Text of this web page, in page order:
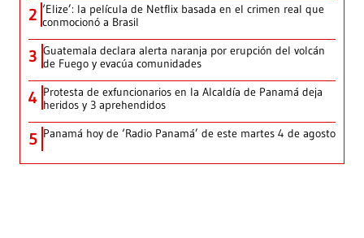
2 ‘Elize’: la película de Netflix basada en el crimen real que
conmocionó a Brasil
3 Guatemala declara alerta naranja por erupción del volcán
de Fuego y evacúa comunidades
4 Protesta de exfuncionarios en la Alcaldía de Panamá deja
heridos y 3 aprehendidos
5 Panamá hoy de ‘Radio Panamá’ de este martes 4 de agosto